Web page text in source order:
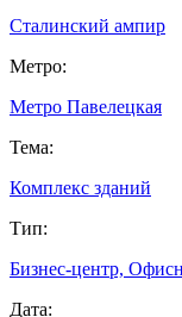
Сталинский ампир
Метро:
Метро Павелецкая
Тема:
Комплекс зданий
Тип:
Бизнес-центр,
Дата: